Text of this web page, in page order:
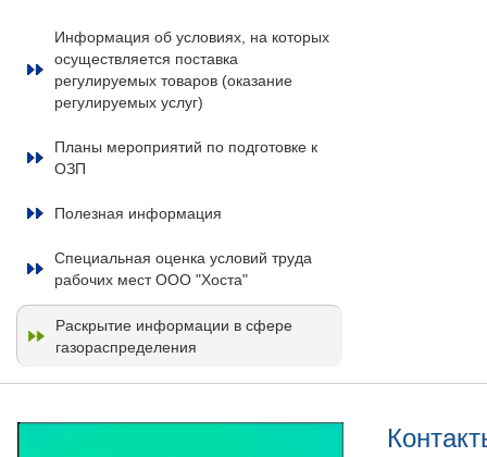
Информация об условиях, на которых
осуществляется поставка
регулируемых товаров (оказание
регулируемых услуг)
Планы мероприятий по подготовке к
ОЗП
Полезная информация
Специальная оценка условий труда
рабочих мест ООО "Хоста"
Раскрытие информации в сфере
газораспределения